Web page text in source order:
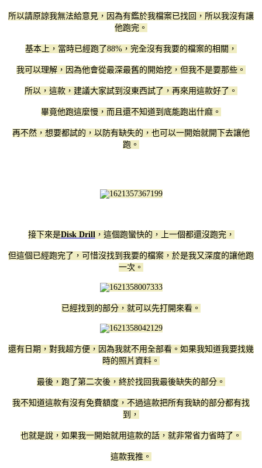
所以請原諒我無法給意見，因為有鑑於我檔案已找回，所以我沒有讓
他跑完。
基本上，當時已經跑了88%，完全沒有我要的檔案的相關，
我可以理解，因為他會從最深最舊的開始挖，但我不是要那些。
所以，這款，建議大家試到沒東西試了，再來用這款好了。
畢竟他跑這麼慢，而且還不知道到底能跑出什麻。
再不然，想要都試的，以防有缺失的，也可以一開始就開下去讓他
跑。
接下來是Disk Drill ，這個跑蠻快的，上一個都還沒跑完，
但這個已經跑完了，可惜沒找到我要的檔案，於是我又深度的讓他跑
一次。
已經找到的部分，就可以先打開來看。
還有日期，對我超方便，因為我就不用全部看。如果我知道我要找幾
時的照片資料。
最後，跑了第二次後，終於找回我最後缺失的部分。
我不知道這款有沒有免費額度，不過這款把所有我缺的部分都有找
到，
也就是說，如果我一開始就用這款的話，就非常省力省時了。
這款我推。